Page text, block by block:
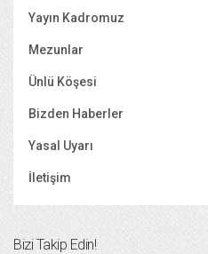
Yayın Kadromuz
Mezunlar
Ünlü Köşesi
Bizden Haberler
Yasal Uyarı
İletişim
Bizi Takip Edin!